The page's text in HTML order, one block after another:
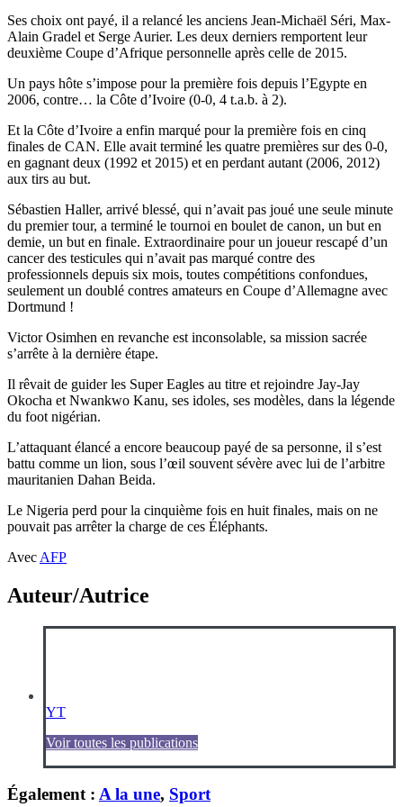
Ses choix ont payé, il a relancé les anciens Jean-Michaël Séri, Max-
Alain Gradel et Serge Aurier. Les deux derniers remportent leur
deuxième Coupe d’Afrique personnelle après celle de 2015.
Un pays hôte s’impose pour la première fois depuis l’Egypte en
2006, contre… la Côte d’Ivoire (0-0, 4 t.a.b. à 2).
Et la Côte d’Ivoire a enfin marqué pour la première fois en cinq
finales de CAN. Elle avait terminé les quatre premières sur des 0-0,
en gagnant deux (1992 et 2015) et en perdant autant (2006, 2012)
aux tirs au but.
Sébastien Haller, arrivé blessé, qui n’avait pas joué une seule minute
du premier tour, a terminé le tournoi en boulet de canon, un but en
demie, un but en finale. Extraordinaire pour un joueur rescapé d’un
cancer des testicules qui n’avait pas marqué contre des
professionnels depuis six mois, toutes compétitions confondues,
seulement un doublé contres amateurs en Coupe d’Allemagne avec
Dortmund !
Victor Osimhen en revanche est inconsolable, sa mission sacrée
s’arrête à la dernière étape.
Il rêvait de guider les Super Eagles au titre et rejoindre Jay-Jay
Okocha et Nwankwo Kanu, ses idoles, ses modèles, dans la légende
du foot nigérian.
L’attaquant élancé a encore beaucoup payé de sa personne, il s’est
battu comme un lion, sous l’œil souvent sévère avec lui de l’arbitre
mauritanien Dahan Beida.
Le Nigeria perd pour la cinquième fois en huit finales, mais on ne
pouvait pas arrêter la charge de ces Éléphants.
Avec AFP
Auteur/Autrice
YT
Voir toutes les publications
Également : A la une, Sport